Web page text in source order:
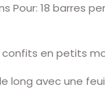
Pour: 18 barres
en petits
long avec une